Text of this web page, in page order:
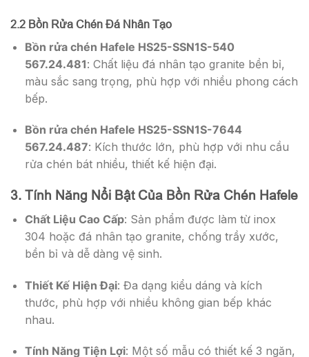
2.2 Bồn Rửa Chén Đá Nhân Tạo
Bồn rửa chén Hafele HS25-SSN1S-540
567.24.481: Chất liệu đá nhân tạo granite bền bỉ,
màu sắc sang trọng, phù hợp với nhiều phong cách
bếp.
Bồn rửa chén Hafele HS25-SSN1S-7644
567.24.487: Kích thước lớn, phù hợp với nhu cầu
rửa chén bát nhiều, thiết kế hiện đại.
3. Tính Năng Nổi Bật Của Bồn Rửa Chén Hafele
Chất Liệu Cao Cấp: Sản phẩm được làm từ inox
304 hoặc đá nhân tạo granite, chống trầy xước,
bền bỉ và dễ dàng vệ sinh.
Thiết Kế Hiện Đại: Đa dạng kiểu dáng và kích
thước, phù hợp với nhiều không gian bếp khác
nhau.
Tính Năng Tiện Lợi: Một số mẫu có thiết kế 3 ngăn,